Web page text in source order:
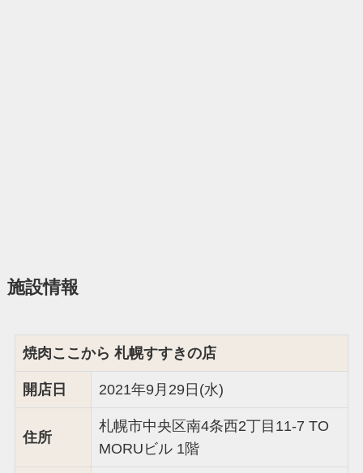
施設情報
焼肉ここから 札幌すすきの店
開店日 2021年9月29日(水)
住所
札幌市中央区南4条西2丁目11-7 TO
MORUビル 1階